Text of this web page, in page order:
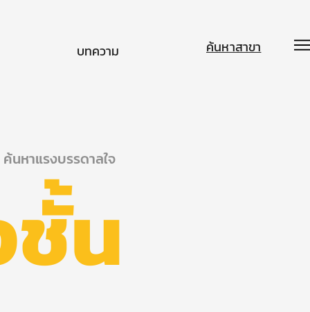
บทความ ค้นหาสาขา
ค้นหาแรงบรรดาลใจ
น